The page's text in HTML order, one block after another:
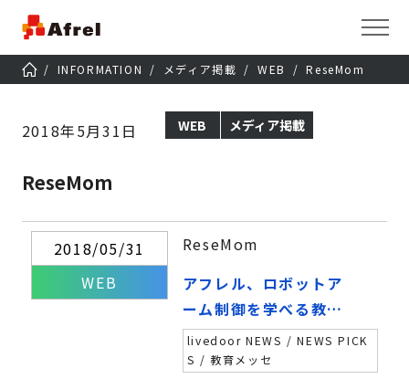
INFORMATION メディア掲載 WEB ReseMom
2018年5月31日 WEB メディア掲載
ReseMom
2018/05/31
WEB
ReseMom
アフレル、ロボットア
ーム制御を学べる教材
「DOBOT Magicia
n」発売
livedoor NEWS / NEWS PICK
S / 教育メッセ